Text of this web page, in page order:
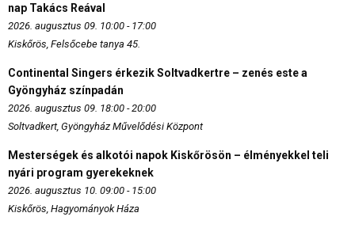
nap Takács Reával
2026. augusztus 09. 10:00 - 17:00
Kiskőrös, Felsőcebe tanya 45.
Continental Singers érkezik Soltvadkertre – zenés este a
Gyöngyház színpadán
2026. augusztus 09. 18:00 - 20:00
Soltvadkert, Gyöngyház Művelődési Központ
Mesterségek és alkotói napok Kiskőrösön – élményekkel teli
nyári program gyerekeknek
2026. augusztus 10. 09:00 - 15:00
Kiskőrös, Hagyományok Háza